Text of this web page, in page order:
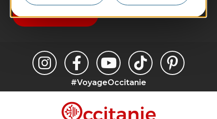
Je m'abonne
#VoyageOccitanie